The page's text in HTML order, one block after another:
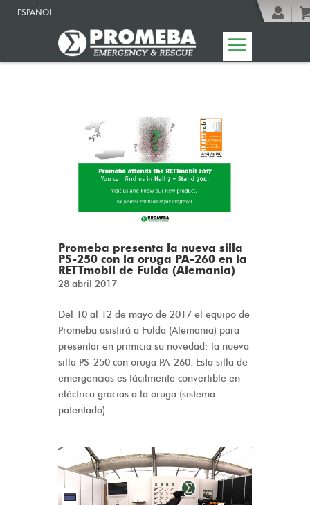
ESPAÑOL
Promeba presenta la nueva silla
PS-250 con la oruga PA-260 en la
RETTmobil de Fulda (Alemania)
28 abril 2017
Del 10 al 12 de mayo de 2017 el equipo de
Promeba asistirá a Fulda (Alemania) para
presentar en primicia su novedad: la nueva
silla PS-250 con oruga PA-260. Esta silla de
emergencias es fácilmente convertible en
eléctrica gracias a la oruga (sistema
patentado)....